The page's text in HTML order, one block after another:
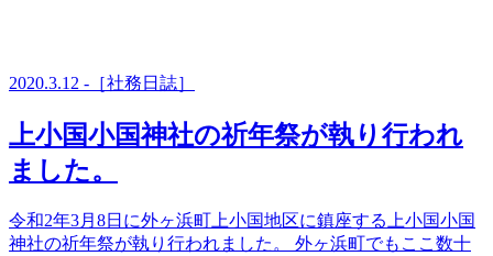
2020.3.12 -［社務日誌］
上小国小国神社の祈年祭が執り行われ
ました。
令和2年3月8日に外ヶ浜町上小国地区に鎮座する上小国小国
神社の祈年祭が執り行われました。 外ヶ浜町でもここ数十